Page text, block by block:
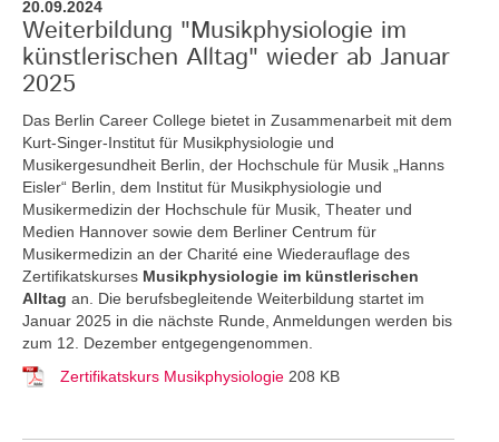
20.09.2024
Weiterbildung "Musikphysiologie im
künstlerischen Alltag" wieder ab Januar
2025
Das Berlin Career College bietet in Zusammenarbeit mit dem
Kurt-Singer-Institut für Musikphysiologie und
Musikergesundheit Berlin, der Hochschule für Musik „Hanns
Eisler“ Berlin, dem Institut für Musikphysiologie und
Musikermedizin der Hochschule für Musik, Theater und
Medien Hannover sowie dem Berliner Centrum für
Musikermedizin an der Charité eine Wiederauflage des
Zertifikatskurses Musikphysiologie im künstlerischen
Alltag an.
Die berufsbegleitende Weiterbildung startet im
Januar 2025 in die nächste Runde, Anmeldungen werden bis
zum 12. Dezember entgegengenommen.
Zertifikatskurs Musikphysiologie 208 KB